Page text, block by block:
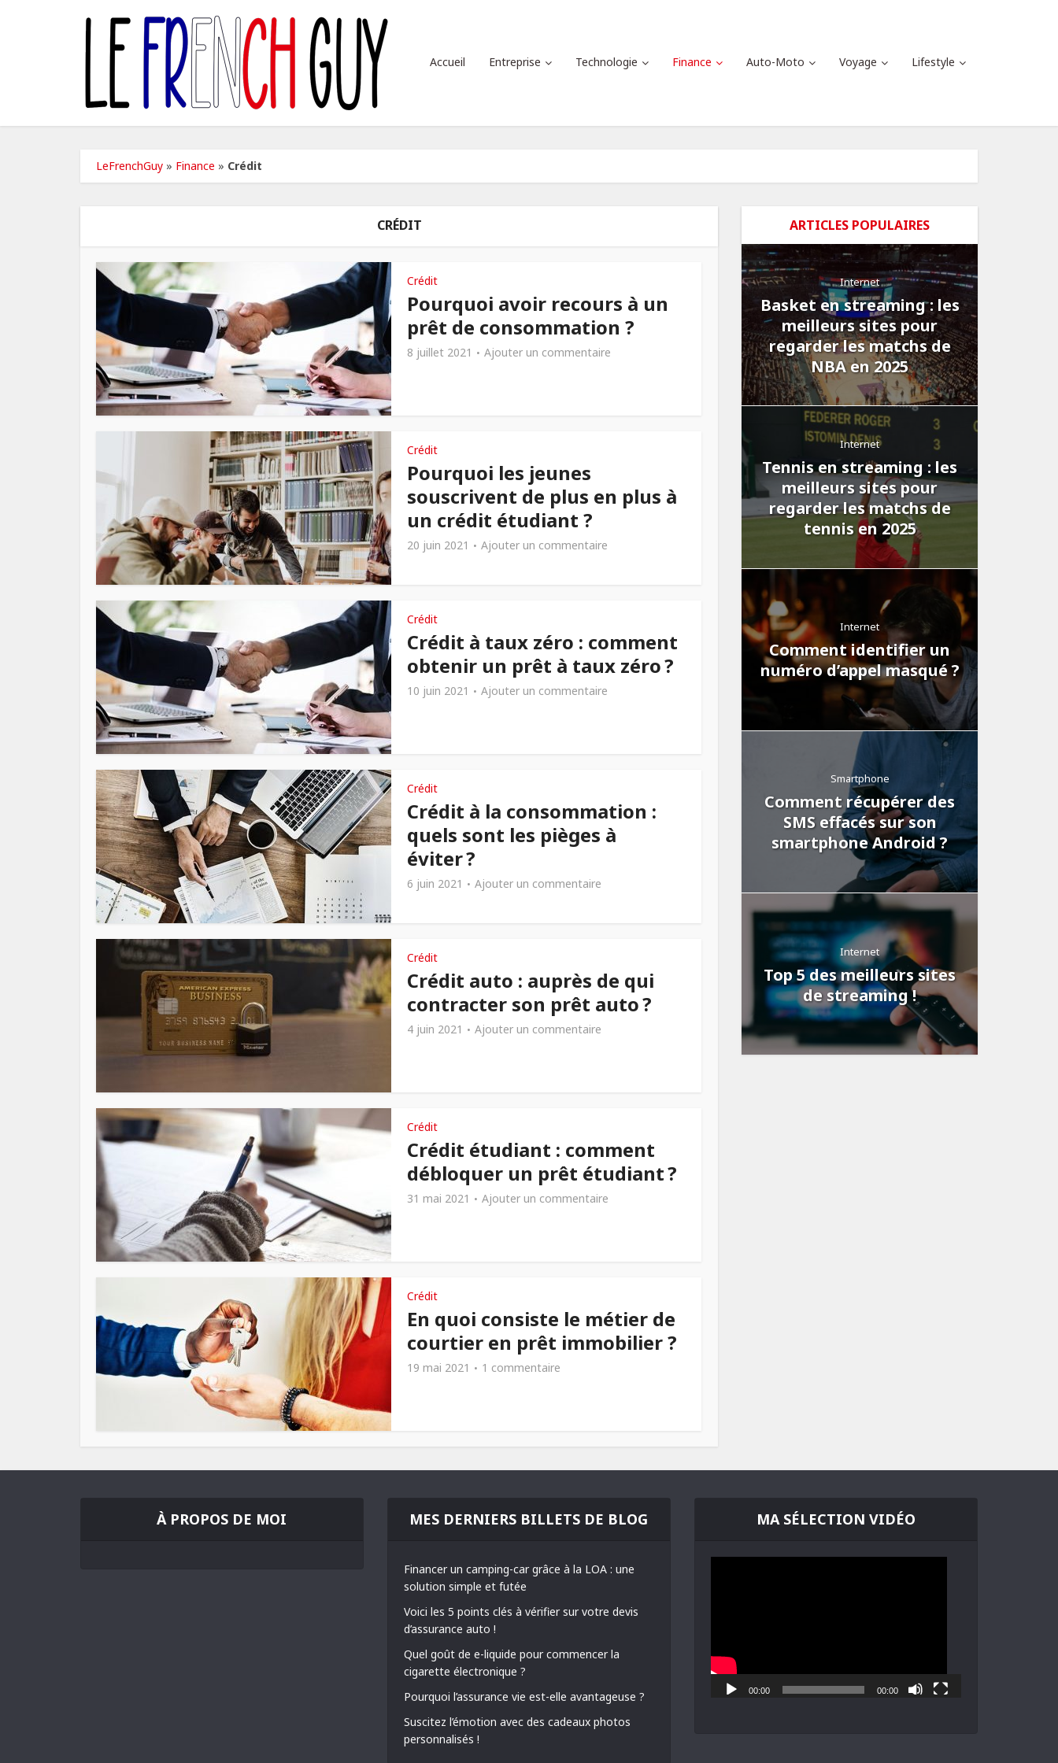
Accueil Entreprise Technologie Finance Auto-Moto Voyage Lifestyle
LeFrenchGuy » Finance » Crédit
CRÉDIT
Crédit
Pourquoi avoir recours à un
prêt de consommation ?
8 juillet 2021 Ajouter un commentaire
Crédit
Pourquoi les jeunes
souscrivent de plus en plus à
un crédit étudiant ?
20 juin 2021 Ajouter un commentaire
Crédit
Crédit à taux zéro : comment
obtenir un prêt à taux zéro ?
10 juin 2021 Ajouter un commentaire
Crédit
Crédit à la consommation :
quels sont les pièges à
éviter ?
6 juin 2021 Ajouter un commentaire
Crédit
Crédit auto : auprès de qui
contracter son prêt auto ?
4 juin 2021 Ajouter un commentaire
Crédit
Crédit étudiant : comment
débloquer un prêt étudiant ?
31 mai 2021 Ajouter un commentaire
Crédit
En quoi consiste le métier de
courtier en prêt immobilier ?
19 mai 2021 1 commentaire
ARTICLES POPULAIRES
Internet
Basket en streaming : les
meilleurs sites pour
regarder les matchs de
NBA en 2025
Internet
Tennis en streaming : les
meilleurs sites pour
regarder les matchs de
tennis en 2025
Internet
Comment identifier un
numéro d’appel masqué ?
Smartphone
Comment récupérer des
SMS effacés sur son
smartphone Android ?
Internet
Top 5 des meilleurs sites
de streaming !
À PROPOS DE MOI MES DERNIERS BILLETS DE BLOG
Financer un camping-car grâce à la LOA : une
solution simple et futée
Voici les 5 points clés à vérifier sur votre devis
d’assurance auto !
Quel goût de e-liquide pour commencer la
cigarette électronique ?
Pourquoi l’assurance vie est-elle avantageuse ?
Suscitez l’émotion avec des cadeaux photos
personnalisés !
MA SÉLECTION VIDÉO
00:00 00:00